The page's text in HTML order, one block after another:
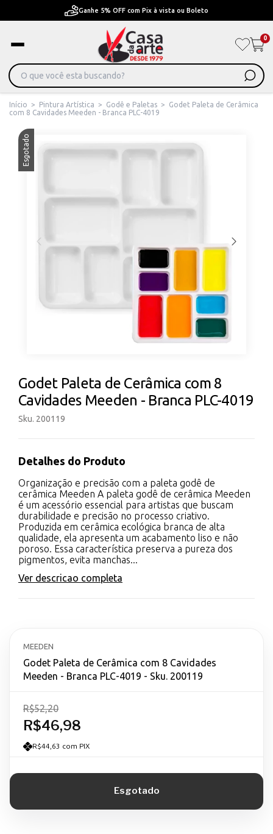
Ganhe 5% OFF com Pix à vista ou Boleto
0
Início > Pintura Artística > Godê e Paletas >
Godet Paleta de Cerâmica
com 8 Cavidades Meeden - Branca PLC-4019
Esgotado
Godet Paleta de Cerâmica com 8
Cavidades Meeden - Branca PLC-4019
Sku. 200119
Detalhes do Produto
Organização e precisão com a paleta godê de
cerâmica Meeden A paleta godê de cerâmica Meeden
é um acessório essencial para artistas que buscam
durabilidade e precisão no processo criativo.
Produzida em cerâmica ecológica branca de alta
qualidade, ela apresenta um acabamento liso e não
poroso. Essa característica preserva a pureza dos
pigmentos, evita manchas...
Ver descricao completa
MEEDEN
Godet Paleta de Cerâmica com 8 Cavidades
Meeden - Branca PLC-4019 - Sku. 200119
R$46,98
R$52,20
R$44,63 com PIX